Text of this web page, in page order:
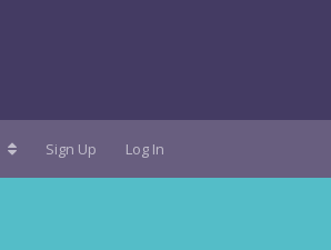
Sign Up Log In